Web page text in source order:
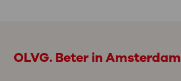
OLVG. Beter in Amsterdam